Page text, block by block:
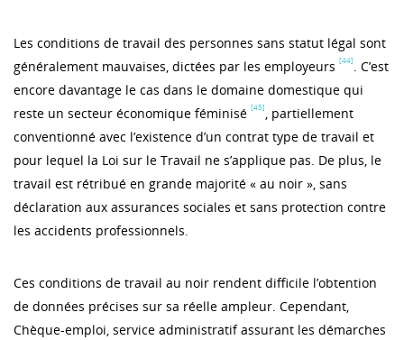
Les conditions de travail des personnes sans statut légal sont
généralement mauvaises, dictées par les employeurs [44] . C’est
encore davantage le cas dans le domaine domestique qui
reste un secteur économique féminisé [45] , partiellement
conventionné avec l’existence d’un contrat type de travail et
pour lequel la Loi sur le Travail ne s’applique pas. De plus, le
travail est rétribué en grande majorité « au noir », sans
déclaration aux assurances sociales et sans protection contre
les accidents professionnels.
Ces conditions de travail au noir rendent difficile l’obtention
de données précises sur sa réelle ampleur. Cependant,
Chèque-emploi, service administratif assurant les démarches